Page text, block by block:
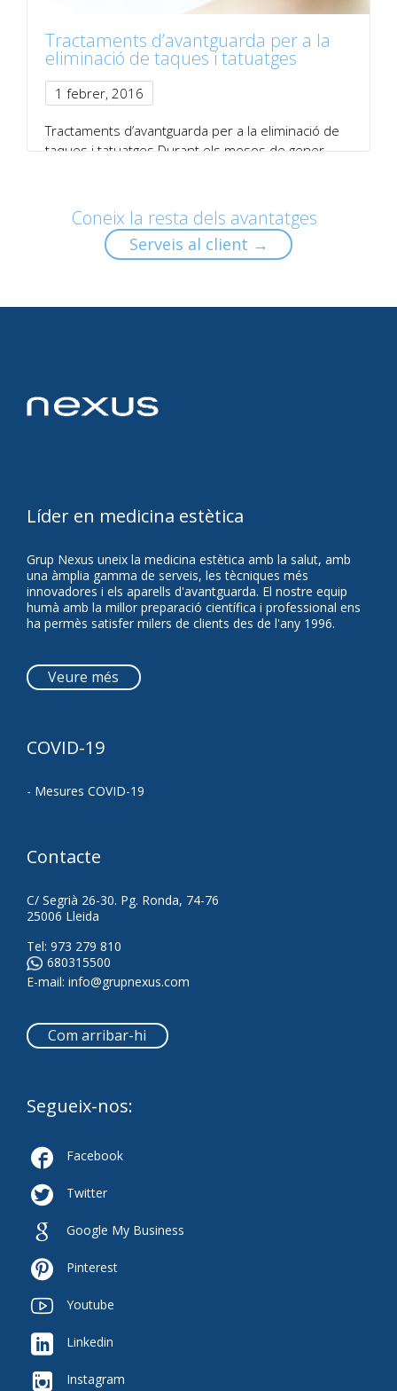
Tractaments d’avantguarda per a la
eliminació de taques i tatuatges
1 febrer, 2016
Tractaments d’avantguarda per a la eliminació de
taques i tatuatges Durant els mesos de gener…
Coneix la resta dels avantatges
Serveis al client →
Líder en medicina estètica
Grup Nexus uneix la medicina estètica amb la salut, amb
una àmplia gamma de serveis, les tècniques més
innovadores i els aparells d'avantguarda. El nostre equip
humà amb la millor preparació científica i professional ens
ha permès satisfer milers de clients des de l'any 1996.
Veure més
COVID-19
- Mesures COVID-19
Contacte
C/ Segrià 26-30. Pg. Ronda, 74-76
25006 Lleida
Tel: 973 279 810
680315500
E-mail: info@grupnexus.com
Com arribar-hi
Segueix-nos:
 Facebook
 Twitter
 Google My Business
 Pinterest
 Youtube
 Linkedin
 Instagram